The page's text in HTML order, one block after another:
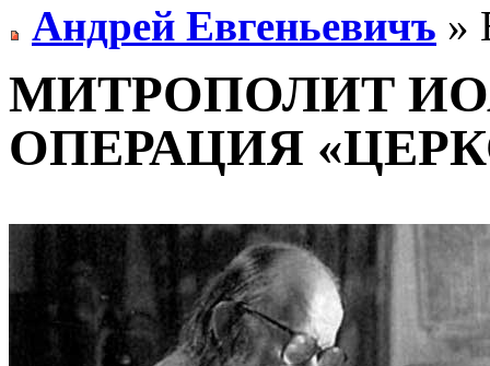
Андрей Евгеньевичъ »
МИТРОПОЛИТ
ОПЕРАЦИЯ